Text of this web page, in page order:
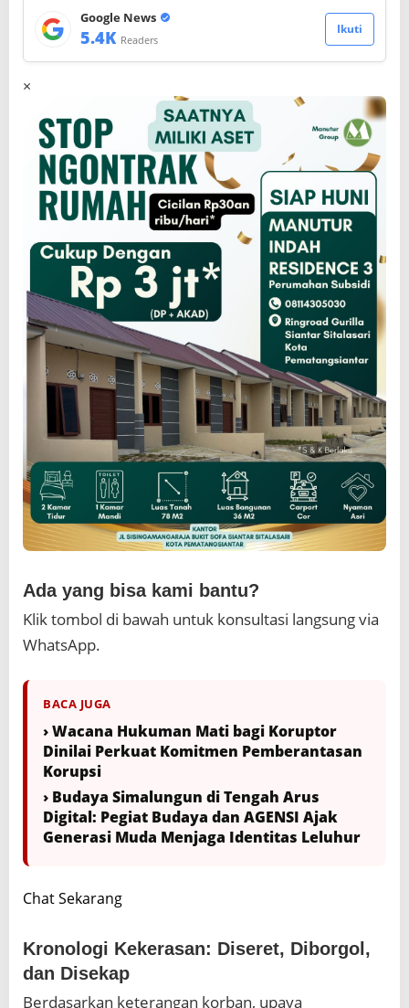
Google News
5.4K Readers
Ikuti
×
Ada yang bisa kami bantu?
Klik tombol di bawah untuk konsultasi langsung via
WhatsApp.
BACA JUGA
› Wacana Hukuman Mati bagi Koruptor
Dinilai Perkuat Komitmen Pemberantasan
Korupsi
› Budaya Simalungun di Tengah Arus
Digital: Pegiat Budaya dan AGENSI Ajak
Generasi Muda Menjaga Identitas Leluhur
Chat Sekarang
Kronologi Kekerasan: Diseret, Diborgol,
dan Disekap
Berdasarkan keterangan korban, upaya